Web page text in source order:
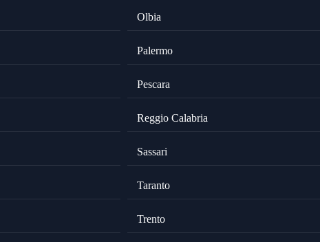
Olbia
Palermo
Pescara
Reggio Calabria
Sassari
Taranto
Trento